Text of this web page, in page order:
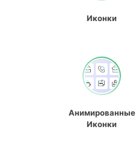
Иконки
Анимированные
Иконки